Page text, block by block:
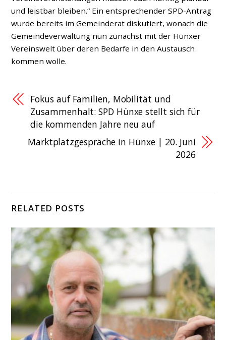
und leistbar bleiben.“ Ein entsprechender SPD-Antrag
wurde bereits im Gemeinderat diskutiert, wonach die
Gemeindeverwaltung nun zunächst mit der Hünxer
Vereinswelt über deren Bedarfe in den Austausch
kommen wolle.
Fokus auf Familien, Mobilität und
Zusammenhalt: SPD Hünxe stellt sich für
die kommenden Jahre neu auf
Marktplatzgespräche in Hünxe | 20. Juni
2026
RELATED POSTS